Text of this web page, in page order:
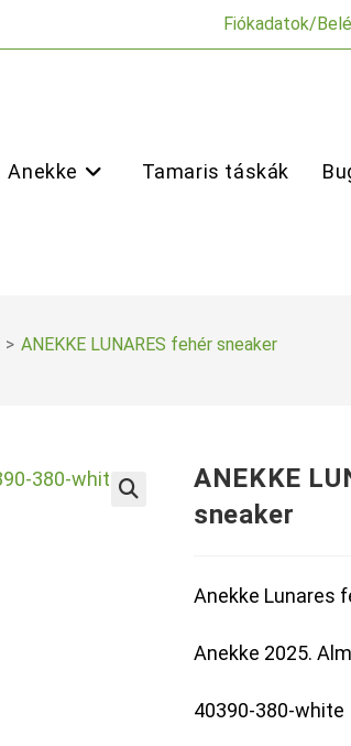
Fiókadatok/
Anekke Tamaris táskák
> ANEKKE LUNARES fehér sneaker
ANEKKE
sneaker
Anekke Lunares
Anekke 2025.
40390-380-white